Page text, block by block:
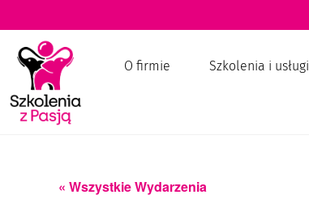
O firmie Szkolenia i usługi
« Wszystkie Wydarzenia